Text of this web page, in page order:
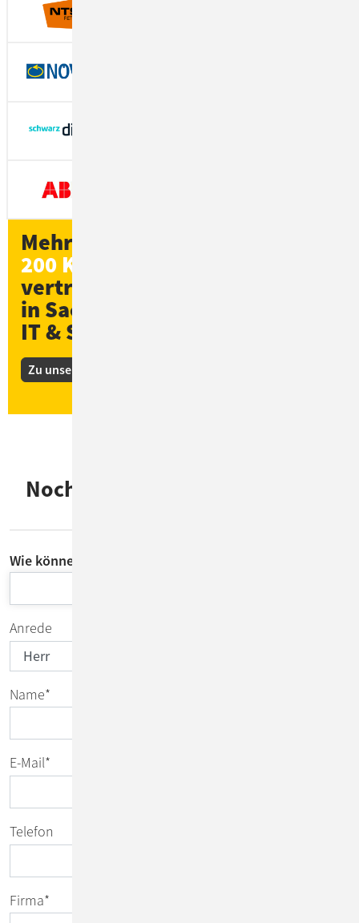
Mehr als
200 Kund*innen
vertrauen ConSol
in Sachen
IT & Software
Zu unseren Kunden-Stories
Noch Fragen zu IT Consulting &
Wie können wir Sie unterstützen?
Anrede
Name*
E-Mail*
Telefon
Firma*